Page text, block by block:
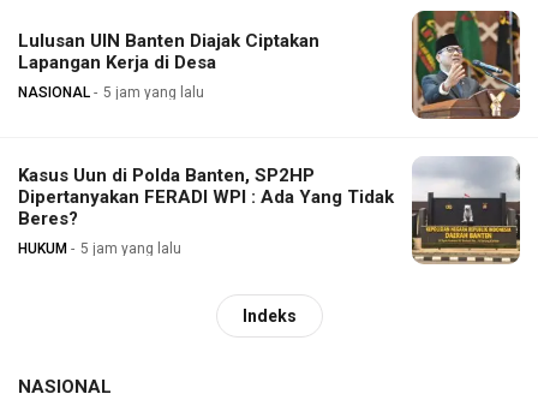
Lulusan UIN Banten Diajak Ciptakan
Lapangan Kerja di Desa
NASIONAL 5 jam yang lalu
Kasus Uun di Polda Banten, SP2HP
Dipertanyakan FERADI WPI : Ada Yang Tidak
Beres?
HUKUM 5 jam yang lalu
Indeks
NASIONAL